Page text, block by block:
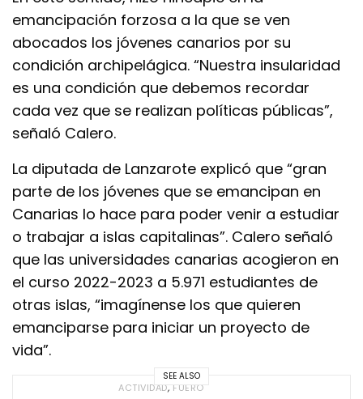
emancipación forzosa a la que se ven
abocados los jóvenes canarios por su
condición archipelágica. “Nuestra insularidad
es una condición que debemos recordar
cada vez que se realizan políticas públicas”,
señaló Calero.
La diputada de Lanzarote explicó que “gran
parte de los jóvenes que se emancipan en
Canarias lo hace para poder venir a estudiar
o trabajar a islas capitalinas”. Calero señaló
que las universidades canarias acogieron en
el curso 2022-2023 a 5.971 estudiantes de
otras islas, “imagínense los que quieren
emanciparse para iniciar un proyecto de
vida”.
SEE ALSO
ACTIVIDAD, FUERO